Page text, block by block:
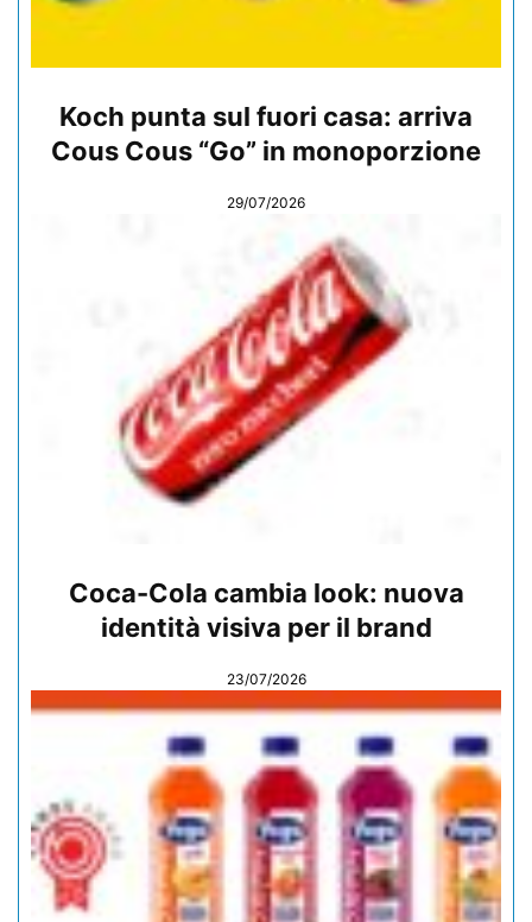
Koch punta sul fuori casa: arriva
Cous Cous “Go” in monoporzione
29/07/2026
Coca-Cola cambia look: nuova
identità visiva per il brand
23/07/2026